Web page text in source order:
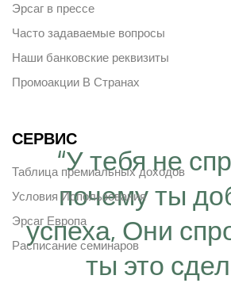
“У тебя не
почему ты
успеха, Они
ты это
Эрсаг в прессе
Часто задаваемые вопросы
Наши банковские реквизиты
Промоакции В Странах
СЕРВИС
Таблица премиальных доходов
Условия Использования
Эрсаг Европа
Расписание семинаров